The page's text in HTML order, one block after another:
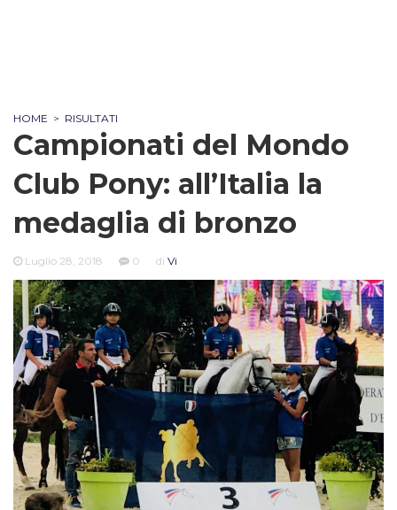
HOME > RISULTATI
Campionati del Mondo
Club Pony: all’Italia la
medaglia di bronzo
Luglio 28, 2018 0 di Vi